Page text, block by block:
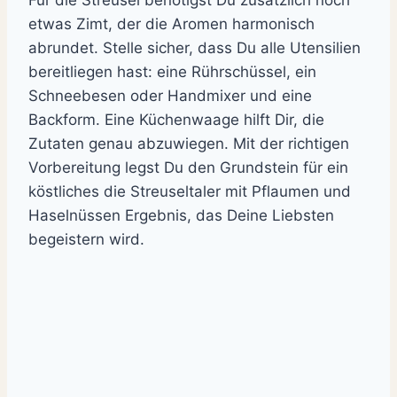
etwas Zimt, der die Aromen harmonisch
abrundet. Stelle sicher, dass Du alle Utensilien
bereitliegen hast: eine Rührschüssel, ein
Schneebesen oder Handmixer und eine
Backform. Eine Küchenwaage hilft Dir, die
Zutaten genau abzuwiegen. Mit der richtigen
Vorbereitung legst Du den Grundstein für ein
köstliches die Streuseltaler mit Pflaumen und
Haselnüssen Ergebnis, das Deine Liebsten
begeistern wird.